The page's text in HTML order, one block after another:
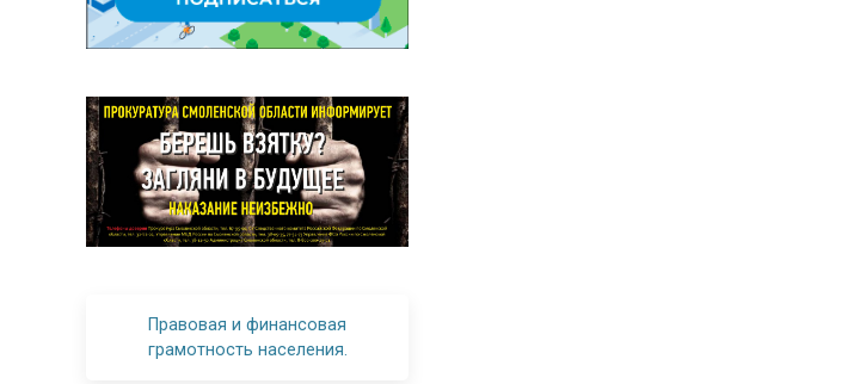
Правовая и финансовая
грамотность населения.